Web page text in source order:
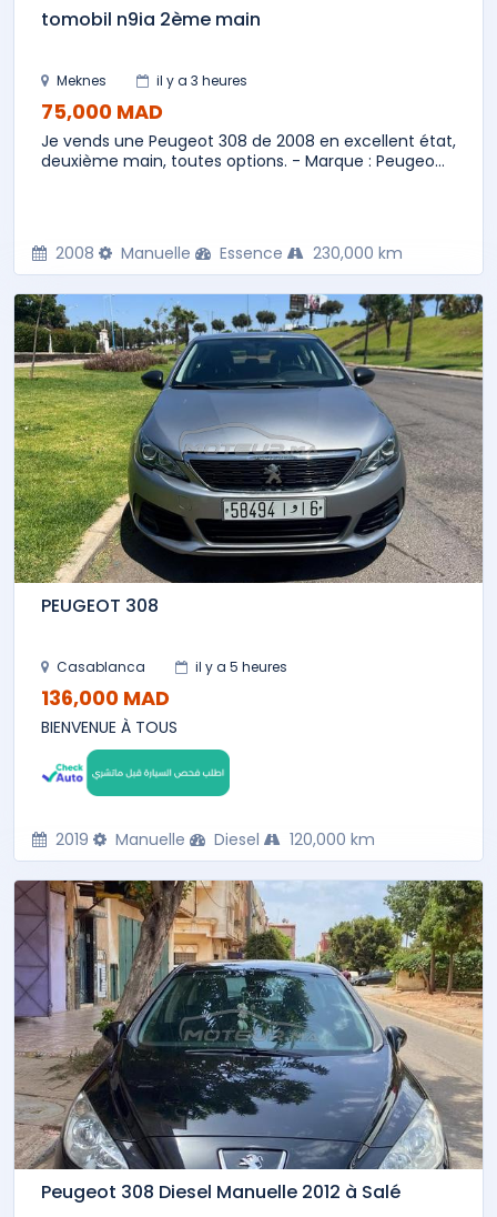
tomobil n9ia 2ème main
Meknes il y a 3 heures
75,000 MAD
Je vends une Peugeot 308 de 2008 en excellent état,
deuxième main, toutes options. - Marque : Peugeo...
2008 Manuelle Essence 230,000 km
PEUGEOT 308
Casablanca il y a 5 heures
136,000 MAD
BIENVENUE À TOUS
2019 Manuelle Diesel 120,000 km
Peugeot 308 Diesel Manuelle 2012 à Salé